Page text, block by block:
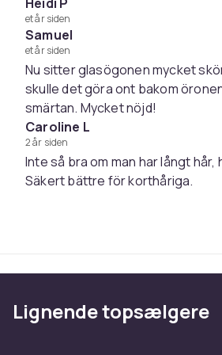
et år siden
Samuel
et år siden
Nu sitter glasögonen mycket
skulle det göra ont bakom
smärtan. Mycket nöjd!
Caroline L
2 år siden
Inte så bra om man har långt
Säkert bättre för korthåriga.
Lignende topsælgere